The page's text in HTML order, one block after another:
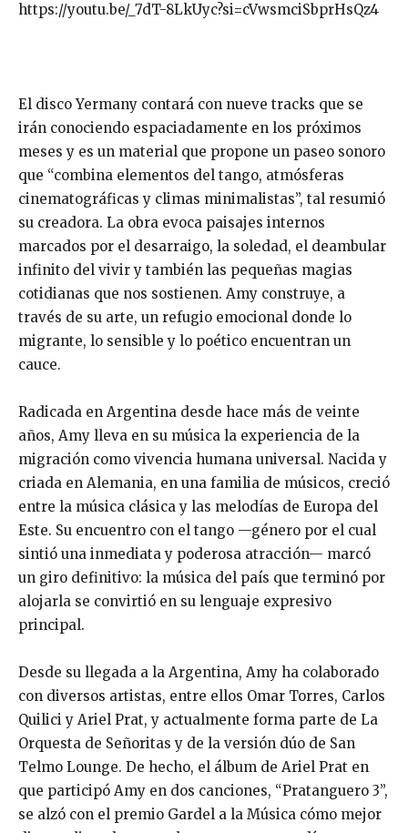
https://youtu.be/_7dT-8LkUyc?si=cVwsmciSbprHsQz4
El discoYermany contará con nueve tracks que se
irán conociendo espaciadamente en los próximos
meses y es un material que propone un paseo sonoro
que “combina elementos del tango, atmósferas
cinematográficas y climas minimalistas”, tal resumió
su creadora. La obra evoca paisajes internos
marcados por el desarraigo, la soledad, el deambular
infinito del vivir y también las pequeñas magias
cotidianas que nos sostienen. Amy construye, a
través de su arte, un refugio emocional donde lo
migrante, lo sensible y lo poético encuentran un
cauce.
Radicada en Argentina desde hace más de veinte
años, Amy lleva en su música la experiencia de la
migración como vivencia humana universal. Nacida y
criada en Alemania, en una familia de músicos, creció
entre la música clásica y las melodías de Europa del
Este. Su encuentro con el tango —género por el cual
sintió una inmediata y poderosa atracción— marcó
un giro definitivo: la música del país que terminó por
alojarla se convirtió en su lenguaje expresivo
principal.
Desde su llegada a la Argentina, Amy ha colaborado
con diversos artistas, entre ellos Omar Torres, Carlos
Quilici y Ariel Prat, y actualmente forma parte de La
Orquesta de Señoritas y de la versión dúo de San
Telmo Lounge. De hecho, el álbum de Ariel Prat en
que participó Amy en dos canciones, “Pratanguero 3”,
se alzó con el premio Gardel a la Música cómo mejor